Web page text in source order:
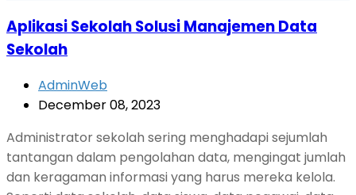
Aplikasi Sekolah Solusi Manajemen Data
Sekolah
AdminWeb
December 08, 2023
Administrator sekolah sering menghadapi sejumlah
tantangan dalam pengolahan data, mengingat jumlah
dan keragaman informasi yang harus mereka kelola.